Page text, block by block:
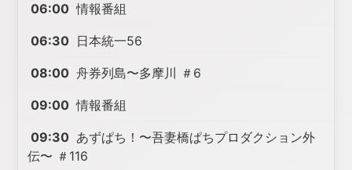
06:00 情報番組
06:30 日本統一56
08:00 舟券列島〜多摩川 ＃6
09:00 情報番組
09:30 あずぱち！〜吾妻橋ぱちプロダクション外
伝〜 ＃116